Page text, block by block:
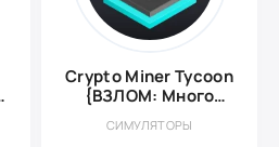
Crypto Miner Tycoon
{ВЗЛОМ: Много
СИМУЛЯТОРЫ